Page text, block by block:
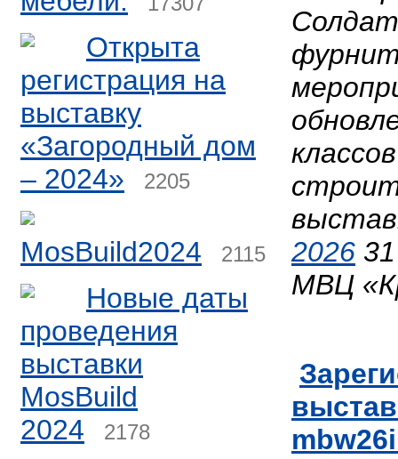
Открыта
регистрация на
выставку
«Загородный дом
– 2024»
2205
MosBuild2024 2115
Новые даты
проведения
выставки
MosBuild
2024
2178
2026
МВЦ